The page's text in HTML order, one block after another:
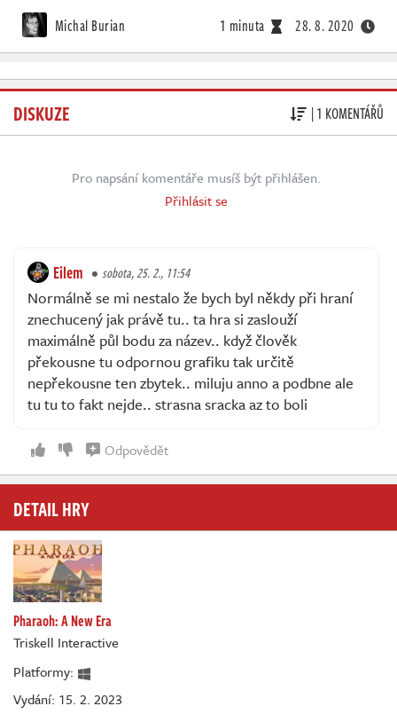
Michal Burian 1 minuta 28. 8. 2020
DISKUZE | 1 KOMENTÁŘŮ
Pro napsání komentáře musíš být přihlášen.
Přihlásit se
Eilem sobota, 25. 2., 11:54
Normálně se mi nestalo že bych byl někdy při hraní
znechucený jak právě tu.. ta hra si zaslouží
maximálně půl bodu za název.. když člověk
překousne tu odpornou grafiku tak určitě
nepřekousne ten zbytek.. miluju anno a podbne ale
tu tu to fakt nejde.. strasna sracka az to boli
Odpovědět
DETAIL HRY
Pharaoh: A New Era
Triskell Interactive
Platformy:
Vydání: 15. 2. 2023